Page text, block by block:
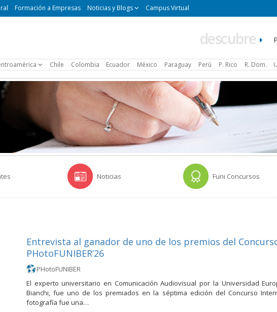
Formación a Empresas Noticias y Blogs Campus Virtual
descubre
Chile Colombia Ecuador México Paraguay Perú P. Rico R. Dom.
Noticias Funi Concursos
Entrevista al ganador de uno de los premios del
PHotoFUNIBER’26
PHotoFUNIBER
El experto universitario en Comunicación Audiovisual por la Universidad
Bianchi, fue uno de los premiados en la séptima edición del Concurso
fotografía fue una…